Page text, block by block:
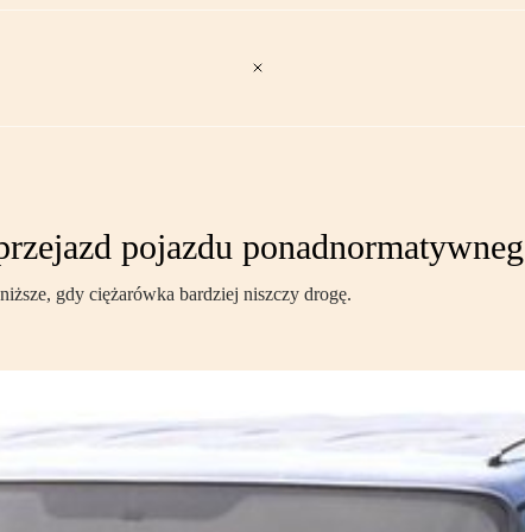
pojazdu
gdy ciężarówka bardziej niszczy drogę.